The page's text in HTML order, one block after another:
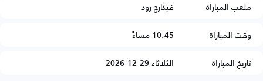
ملعب المباراة
فيكارج رود
وقت المباراة
10:45 مساءً
تاريخ المباراة
الثلاثاء 29-12-2026